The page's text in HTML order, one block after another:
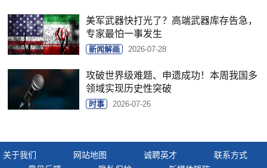
美军武器快打光了？高端武器库存告急，
专家最怕一事发生
新闻解画 2026-07-28
攻破世界级难题、申遗成功！本周我国多
领域实现历史性突破
时事 2026-07-26
关于我们 网站地图 诚聘英才
联系方式